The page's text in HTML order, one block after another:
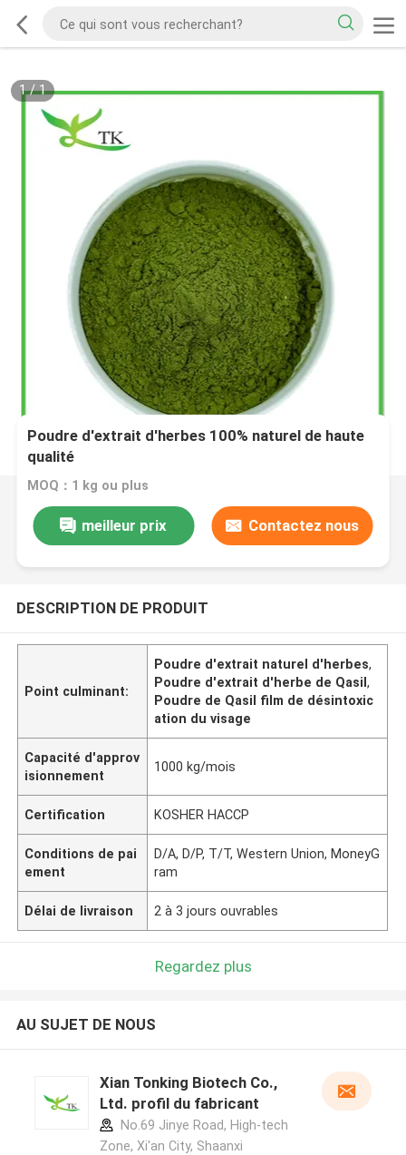
1/1
Poudre d'extrait d'herbes 100% naturel de haute
qualité
MOQ：1 kg ou plus
meilleur prix Contactez nous
DESCRIPTION DE PRODUIT
Point culminant:
Poudre d'extrait naturel d'herbes,
Poudre d'extrait d'herbe de Qasil,
Poudre de Qasil film de désintoxic
ation du visage
Capacité d'approv
isionnement
1000 kg/mois
Certification KOSHER HACCP
Conditions de pai
ement
D/A, D/P, T/T, Western Union, MoneyG
ram
Délai de livraison 2 à 3 jours ouvrables
Regardez plus
AU SUJET DE NOUS
Xian Tonking Biotech Co.,
Ltd. profil du fabricant
No.69 Jinye Road, High-tech
Zone, Xi'an City, Shaanxi